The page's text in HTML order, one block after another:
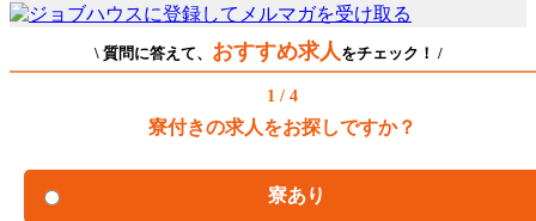
\ 質問に答えて、 おすすめ求人 をチェック！ /
1 / 4
寮付きの求人をお探しですか？
寮あり